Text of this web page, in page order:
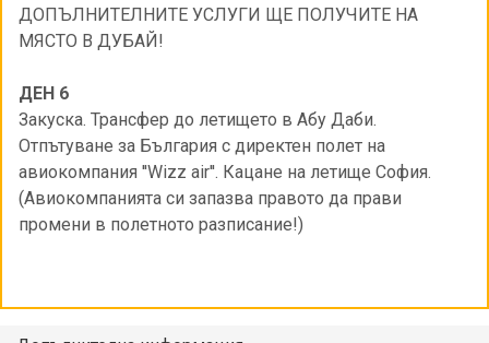
ДОПЪЛНИТЕЛНИТЕ УСЛУГИ ЩЕ ПОЛУЧИТЕ НА
МЯСТО В ДУБАЙ!
ДЕН 6
Закуска. Трансфер до летището в Абу Даби.
Отпътуване за България с директен полет на
авиокомпания ''Wizz air''. Кацане на летище София.
(Авиокомпанията си запазва правото да прави
промени в полетното разписание!)